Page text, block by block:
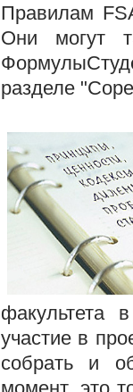
Правилам
Они могут
разделе
факультета
участие в
собрать и